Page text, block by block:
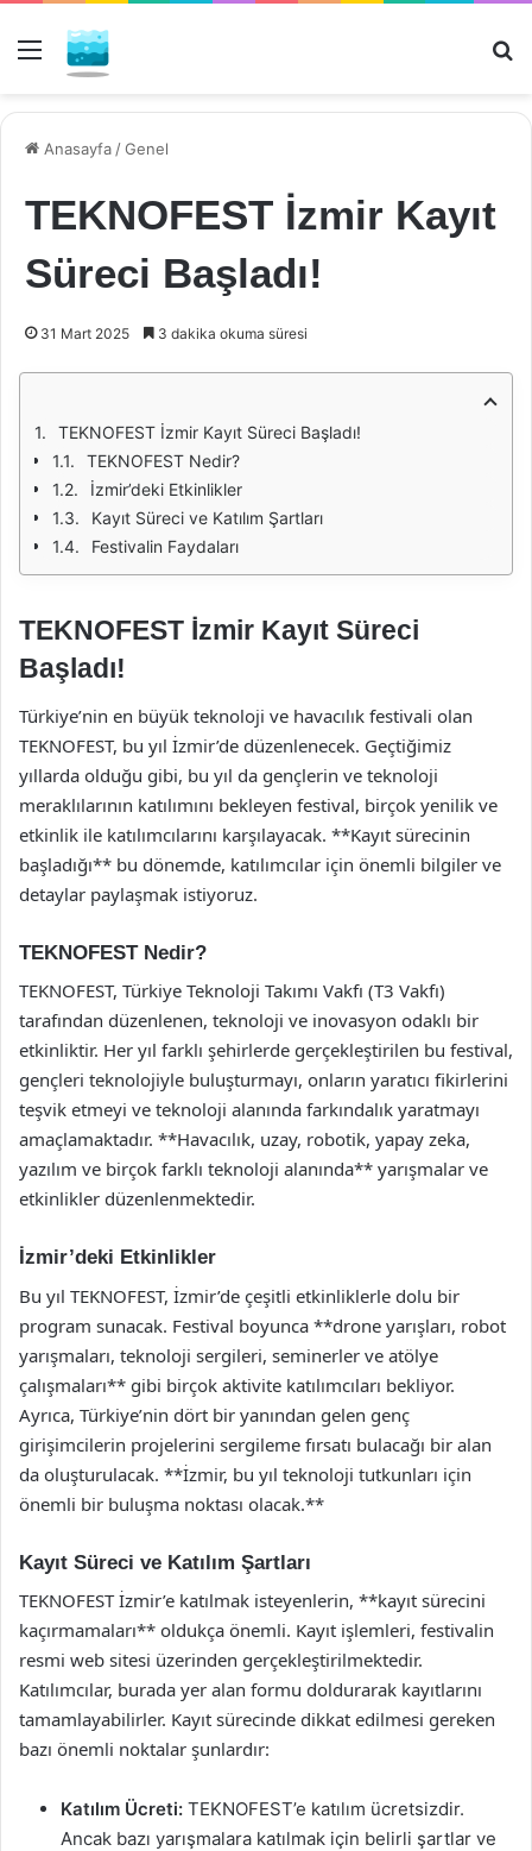
Menü
Anasayfa /Genel
TEKNOFEST İzmir Kayıt
Süreci Başladı!
31 Mart 2025 3 dakika okuma süresi
TEKNOFEST İzmir Kayıt Süreci Başladı!
TEKNOFEST Nedir?
İzmir’deki Etkinlikler
Kayıt Süreci ve Katılım Şartları
Festivalin Faydaları
TEKNOFEST İzmir Kayıt Süreci
Başladı!
Türkiye’nin en büyük teknoloji ve havacılık festivali olan
TEKNOFEST, bu yıl İzmir’de düzenlenecek. Geçtiğimiz
yıllarda olduğu gibi, bu yıl da gençlerin ve teknoloji
meraklılarının katılımını bekleyen festival, birçok yenilik ve
etkinlik ile katılımcılarını karşılayacak. **Kayıt sürecinin
başladığı** bu dönemde, katılımcılar için önemli bilgiler ve
detaylar paylaşmak istiyoruz.
TEKNOFEST Nedir?
TEKNOFEST, Türkiye Teknoloji Takımı Vakfı (T3 Vakfı)
tarafından düzenlenen, teknoloji ve inovasyon odaklı bir
etkinliktir. Her yıl farklı şehirlerde gerçekleştirilen bu festival,
gençleri teknolojiyle buluşturmayı, onların yaratıcı fikirlerini
teşvik etmeyi ve teknoloji alanında farkındalık yaratmayı
amaçlamaktadır. **Havacılık, uzay, robotik, yapay zeka,
yazılım ve birçok farklı teknoloji alanında** yarışmalar ve
etkinlikler düzenlenmektedir.
İzmir’deki Etkinlikler
Bu yıl TEKNOFEST, İzmir’de çeşitli etkinliklerle dolu bir
program sunacak. Festival boyunca **drone yarışları, robot
yarışmaları, teknoloji sergileri, seminerler ve atölye
çalışmaları** gibi birçok aktivite katılımcıları bekliyor.
Ayrıca, Türkiye’nin dört bir yanından gelen genç
girişimcilerin projelerini sergileme fırsatı bulacağı bir alan
da oluşturulacak. **İzmir, bu yıl teknoloji tutkunları için
önemli bir buluşma noktası olacak.**
Kayıt Süreci ve Katılım Şartları
TEKNOFEST İzmir’e katılmak isteyenlerin, **kayıt sürecini
kaçırmamaları** oldukça önemli. Kayıt işlemleri, festivalin
resmi web sitesi üzerinden gerçekleştirilmektedir.
Katılımcılar, burada yer alan formu doldurarak kayıtlarını
tamamlayabilirler. Kayıt sürecinde dikkat edilmesi gereken
bazı önemli noktalar şunlardır:
Katılım Ücreti: TEKNOFEST’e katılım ücretsizdir.
Ancak bazı yarışmalara katılmak için belirli şartlar ve